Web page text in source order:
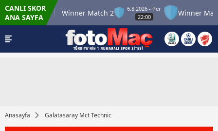
CANLI SKOR
ANA SAYFA
Match 12 Winner Match 2
6.8.2026 - Per
22:00
Winner Match
Anasayfa Galatasaray Mct Technic